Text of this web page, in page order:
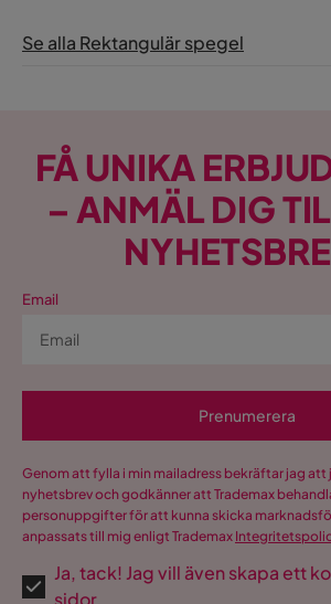
Se alla Rektangulär spegel
FÅ UNIKA
– ANMÄL DIG
Email
Prenumerera
Genom att fylla i min mailadress bekräftar jag att
nyhetsbrev och godkänner att Trademax
personuppgifter för att kunna skicka
anpassats till mig enligt Trademax
Ja, tack! Jag vill även skapa ett
sidor.